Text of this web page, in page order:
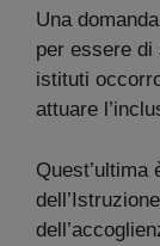
Una
per essere di
istituti
attuare
Quest’ultima